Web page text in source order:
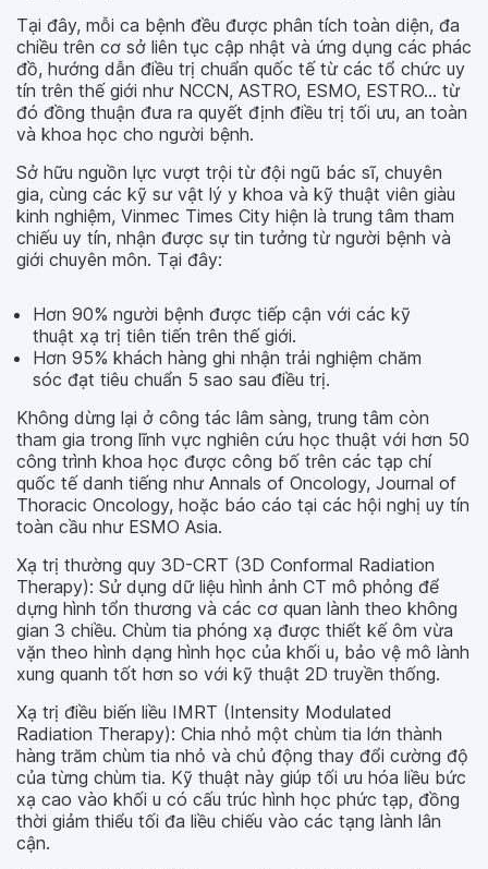
Tại đây, mỗi ca bệnh đều được phân tích toàn diện, đa
chiều trên cơ sở liên tục cập nhật và ứng dụng các phác
đồ, hướng dẫn điều trị chuẩn quốc tế từ các tổ chức uy
tín trên thế giới như NCCN, ASTRO, ESMO, ESTRO... từ
đó đồng thuận đưa ra quyết định điều trị tối ưu, an toàn
và khoa học cho người bệnh.
Sở hữu nguồn lực vượt trội từ đội ngũ bác sĩ, chuyên
gia, cùng các kỹ sư vật lý y khoa và kỹ thuật viên giàu
kinh nghiệm, Vinmec Times City hiện là trung tâm tham
chiếu uy tín, nhận được sự tin tưởng từ người bệnh và
giới chuyên môn. Tại đây:
Hơn 90% người bệnh được tiếp cận với các kỹ
thuật xạ trị tiên tiến trên thế giới.
Hơn 95% khách hàng ghi nhận trải nghiệm chăm
sóc đạt tiêu chuẩn 5 sao sau điều trị.
Không dừng lại ở công tác lâm sàng, trung tâm còn
tham gia trong lĩnh vực nghiên cứu học thuật với hơn 50
công trình khoa học được công bố trên các tạp chí
quốc tế danh tiếng như Annals of Oncology, Journal of
Thoracic Oncology, hoặc báo cáo tại các hội nghị uy tín
toàn cầu như ESMO Asia.
Xạ trị thường quy 3D-CRT (3D Conformal Radiation
Therapy): Sử dụng dữ liệu hình ảnh CT mô phỏng để
dựng hình tổn thương và các cơ quan lành theo không
gian 3 chiều. Chùm tia phóng xạ được thiết kế ôm vừa
vặn theo hình dạng hình học của khối u, bảo vệ mô lành
xung quanh tốt hơn so với kỹ thuật 2D truyền thống.
Xạ trị điều biến liều IMRT (Intensity Modulated
Radiation Therapy): Chia nhỏ một chùm tia lớn thành
hàng trăm chùm tia nhỏ và chủ động thay đổi cường độ
của từng chùm tia. Kỹ thuật này giúp tối ưu hóa liều bức
xạ cao vào khối u có cấu trúc hình học phức tạp, đồng
thời giảm thiểu tối đa liều chiếu vào các tạng lành lân
cận.